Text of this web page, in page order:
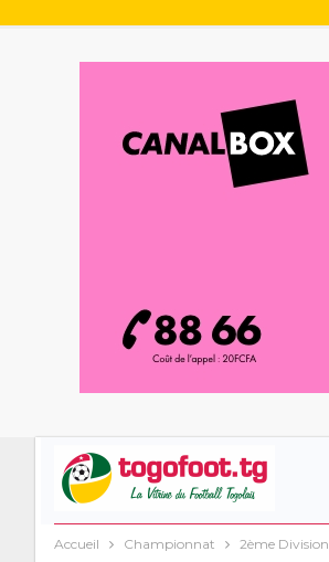
Accueil Championnat 2ème Division